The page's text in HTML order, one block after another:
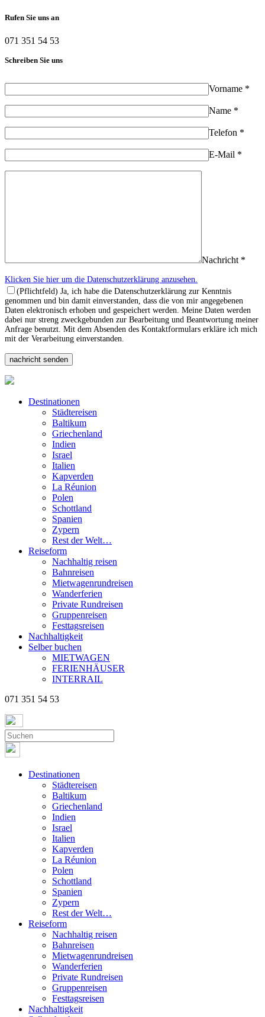
Rufen Sie uns an
071 351 54 53
Schreiben Sie uns
Vorname *
Name *
Telefon *
E-Mail *
Nachricht *
Klicken Sie hier um die Datenschutzerklärung anzusehen.
(Pflichtfeld) Ja, ich habe die Datenschutzerklärung zur Kenntnis
genommen und bin damit einverstanden, dass die von mir angegebenen
Daten elektronisch erhoben und gespeichert werden. Meine Daten werden
dabei nur streng zweckgebunden zur Bearbeitung und Beantwortung meiner
Anfrage benutzt. Mit dem Absenden des Kontaktformulars erkläre ich mich
mit der Verarbeitung einverstanden.
Destinationen
Städtereisen
Baltikum
Griechenland
Indien
Israel
Italien
Kapverden
La Réunion
Polen
Schottland
Spanien
Zypern
Rest der Welt…
Reiseform
Nachhaltig reisen
Bahnreisen
Mietwagenrundreisen
Wanderferien
Private Rundreisen
Gruppenreisen
Festtagsreisen
Nachhaltigkeit
Selber buchen
MIETWAGEN
FERIENHÄUSER
INTERRAIL
071 351 54 53
Destinationen
Städtereisen
Baltikum
Griechenland
Indien
Israel
Italien
Kapverden
La Réunion
Polen
Schottland
Spanien
Zypern
Rest der Welt…
Reiseform
Nachhaltig reisen
Bahnreisen
Mietwagenrundreisen
Wanderferien
Private Rundreisen
Gruppenreisen
Festtagsreisen
Nachhaltigkeit